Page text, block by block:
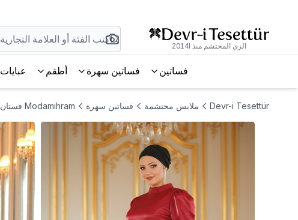
الزي المحتشم منذ 2014l
فساتين فساتين سهرة أطقم عبايات
Devr-i Tesettür ملابس محتشمة فساتين سهرة Modamihram فستان سهرة مقاس كبير باللون البوردي مع تفاصيل كشكشة على الكتف